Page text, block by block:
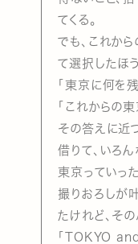
てくる。
でも、これか
て選択したほ
「東京に何を
「これからの東
その答えに近
借りて、いろ
東京っていっ
撮りおろしが
たけれど、そ
「TOKYO and